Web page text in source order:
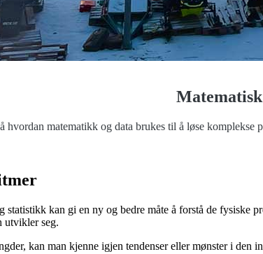
hvordan matematikk og data brukes til å løse komplekse
statistikk kan gi en ny og bedre måte å forstå de fysiske
utvikler seg.
kan man kjenne igjen tendenser eller mønster i